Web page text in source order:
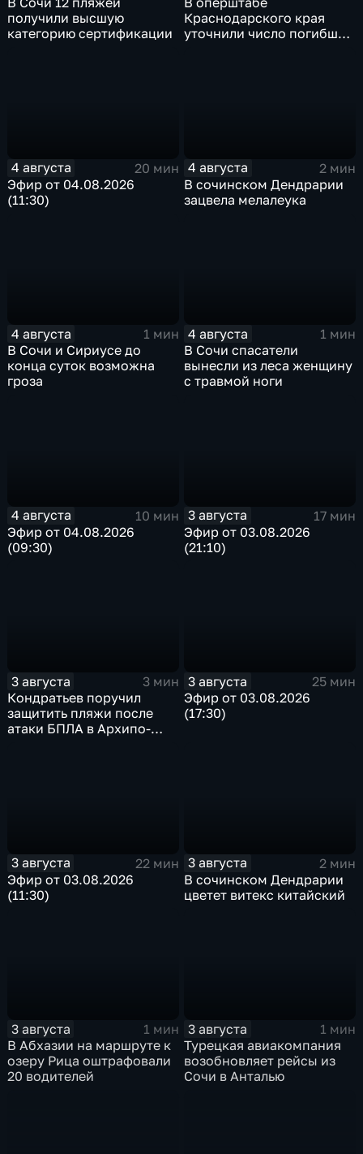
получили высшую
категорию сертификации
Краснодарского края
уточнили число погибших
4 августа
20 мин
Эфир от 04.08.2026
(11:30)
4 августа
2 мин
В сочинском Дендрарии
зацвела мелалеука
4 августа
1 мин
В Сочи и Сириусе до
конца суток возможна
гроза
4 августа
1 мин
В Сочи спасатели
вынесли из леса женщину
с травмой ноги
4 августа
10 мин
Эфир от 04.08.2026
(09:30)
3 августа
17 мин
Эфир от 03.08.2026
(21:10)
3 августа
3 мин
Кондратьев поручил
защитить пляжи после
атаки БПЛА в Архипо-
3 августа
25 мин
Эфир от 03.08.2026
(17:30)
3 августа
22 мин
Эфир от 03.08.2026
(11:30)
3 августа
2 мин
В сочинском Дендрарии
цветет витекс китайский
3 августа
1 мин
В Абхазии на маршруте к
озеру Рица оштрафовали
20 водителей
3 августа
1 мин
Турецкая авиакомпания
возобновляет рейсы из
Сочи в Анталью